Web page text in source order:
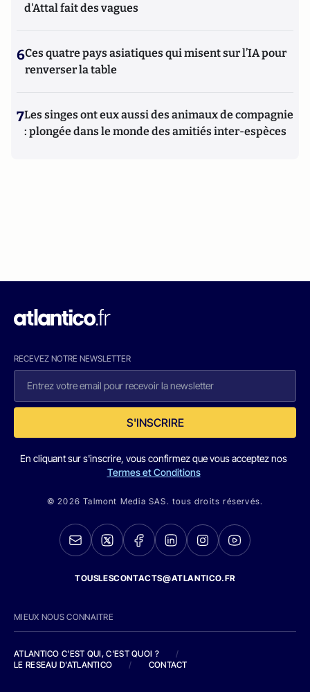
d'Attal fait des vagues
6Ces quatre pays asiatiques qui misent sur l’IA pour
renverser la table
7Les singes ont eux aussi des animaux de compagnie
: plongée dans le monde des amitiés inter-espèces
RECEVEZ NOTRE NEWSLETTER
S'INSCRIRE
En cliquant sur s'inscrire, vous confirmez que vous acceptez nos
Termes et Conditions
© 2026 Talmont Media SAS. tous droits réservés.
TOUSLESCONTACTS@ATLANTICO.FR
MIEUX NOUS CONNAITRE
ATLANTICO C'EST QUI, C'EST QUOI ?
/
LE RESEAU D'ATLANTICO
/ CONTACT